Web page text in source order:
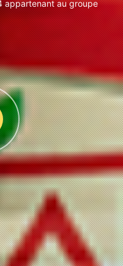
appartenant au groupe